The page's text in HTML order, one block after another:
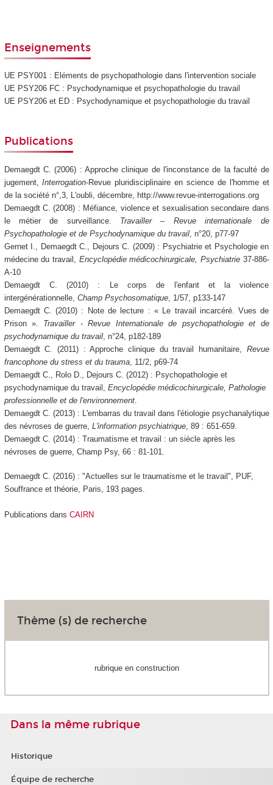
Enseignements
UE PSY001 : Eléments de psychopathologie dans l'intervention sociale
UE PSY206 FC : Psychodynamique et psychopathologie du travail
UE PSY206 et ED : Psychodynamique et psychopathologie du travail
Publications
Demaegdt C. (2006) : Approche clinique de l'inconstance de la faculté de
jugement,Interrogation-Revue pluridisciplinaire en science de l'homme et
de la société n°,3, L'oubli, décembre, http://www.revue-interrogations.org
Demaegdt C. (2008) : Méfiance, violence et sexualisation secondaire dans
le métier de surveillance. Travailler – Revue internationale de
Psychopathologie et de Psychodynamique du travail, n°20, p77-97
Gernet I., Demaegdt C., Dejours C. (2009) : Psychiatrie et Psychologie en
médecine du travail, Encyclopédie médicochirurgicale, Psychiatrie37-886-
A-10
Demaegdt C. (2010) : Le corps de l'enfant et la violence
intergénérationnelle, Champ Psychosomatique, 1/57, p133-147
Demaegdt C. (2010) : Note de lecture : « Le travail incarcéré. Vues de
Prison ». Travailler - Revue Internationale de psychopathologie et de
psychodynamique du travail, n°24, p182-189
Demaegdt C. (2011) : Approche clinique du travail humanitaire, Revue
francophone du stress et du trauma, 11/2, p69-74
Demaegdt C., Rolo D., Dejours C. (2012) : Psychopathologie et
psychodynamique du travail, Encyclopédie médicochirurgicale, Pathologie
professionnelle et de l'environnement.
Demaegdt C. (2013) : L'embarras du travail dans l'étiologie psychanalytique
des névroses de guerre, L'information psychiatrique, 89 : 651-659.
Demaegdt C. (2014) : Traumatisme et travail : un siècle après les
névroses de guerre, Champ Psy, 66 : 81-101.
Demaegdt C. (2016) : "Actuelles sur le traumatisme et le travail", PUF,
Souffrance et théorie, Paris, 193 pages.
Publications dans CAIRN
Thème (s) de recherche
rubrique en construction
Dans la même rubrique
Historique
Équipe de recherche